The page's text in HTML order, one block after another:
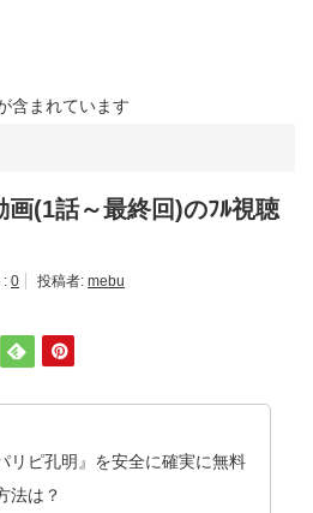
含まれています
画(1話～最終回)のﾌﾙ視聴
: 0 投稿者: mebu
リピ孔明』を安全に確実に無料
法は？